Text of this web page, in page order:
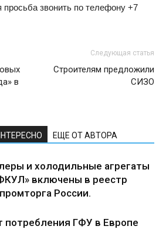
звонить по телефону +7
в
Следующая статья
Строителям предложили
СИЗО
ЕЩЕ ОТ АВТОРА
и холодильные агрегаты
включены в реестр
России.
потребления ГФУ в Европе